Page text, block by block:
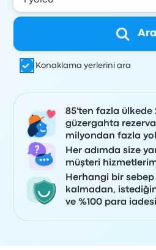
Ara
Konaklama yerlerini ara
85'ten fazla
güzergahta
milyondan fazla
Her adımda size
müşteri
Herhangi bir
kalmadan,
ve %100 para